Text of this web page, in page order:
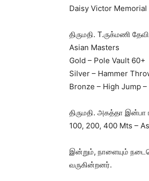
Daisy Victor
திருமதி. T.ருக்மணி
Asian Masters
Gold – Pole Vault 60+
Silver – Hammer
Bronze – High Jump –
திருமதி. அகத்தா இன்பா
100, 200, 400 Mts –
இன்றும், நாளையும்
வருகின்றனர்.